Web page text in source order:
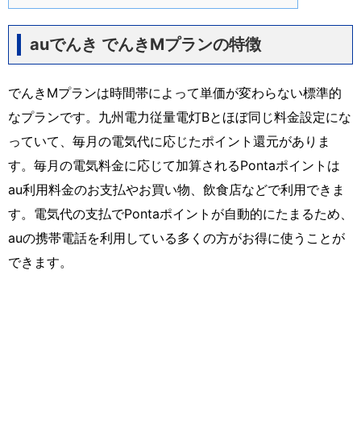
auでんき でんきMプランの特徴
でんきMプランは時間帯によって単価が変わらない標準的
なプランです。九州電力従量電灯Bとほぼ同じ料金設定にな
っていて、毎月の電気代に応じたポイント還元がありま
す。毎月の電気料金に応じて加算されるPontaポイントは
au利用料金のお支払やお買い物、飲食店などで利用できま
す。電気代の支払でPontaポイントが自動的にたまるため、
auの携帯電話を利用している多くの方がお得に使うことが
できます。